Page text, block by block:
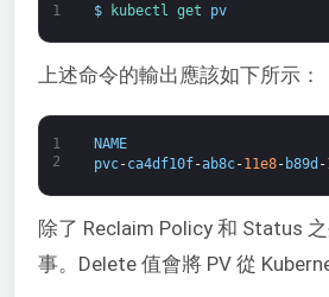
1 $ kubectl get pv
上述命令的輸出應該如下所示：
1
2
NAME
pvc-ca4df10f-ab8c-11e8- b89d -
除了 Reclaim Policy 和 Status
事。Delete 值會將 PV 從